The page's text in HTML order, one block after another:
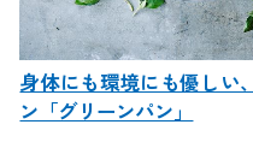
身体にも環境にも優しい
ン「グリーンパン」